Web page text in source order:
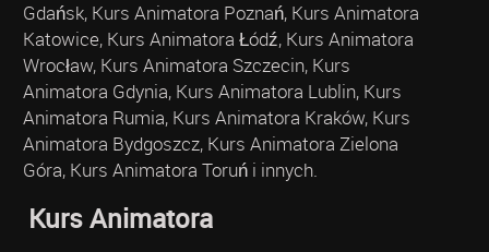
Gdańsk, Kurs Animatora Poznań, Kurs Animatora
Katowice, Kurs Animatora Łódź, Kurs Animatora
Wrocław, Kurs Animatora Szczecin, Kurs
Animatora Gdynia, Kurs Animatora Lublin, Kurs
Animatora Rumia, Kurs Animatora Kraków, Kurs
Animatora Bydgoszcz, Kurs Animatora Zielona
Góra, Kurs Animatora Toruń i innych.
Kurs Animatora